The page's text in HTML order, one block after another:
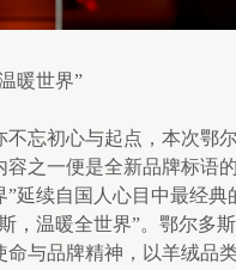
暖世界”
忘初心与起点，本次鄂
容之一便是全新品牌标语
”延续自国人心目中最经典
温暖全世界”。鄂尔多斯
命与品牌精神，以羊绒品